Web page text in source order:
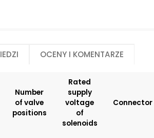
N2
Rated supply voltage of solenoids:
01200
Oceny i komentarze
Number
of valve
positions
Rated
supply
voltage
of
solenoids
Connector